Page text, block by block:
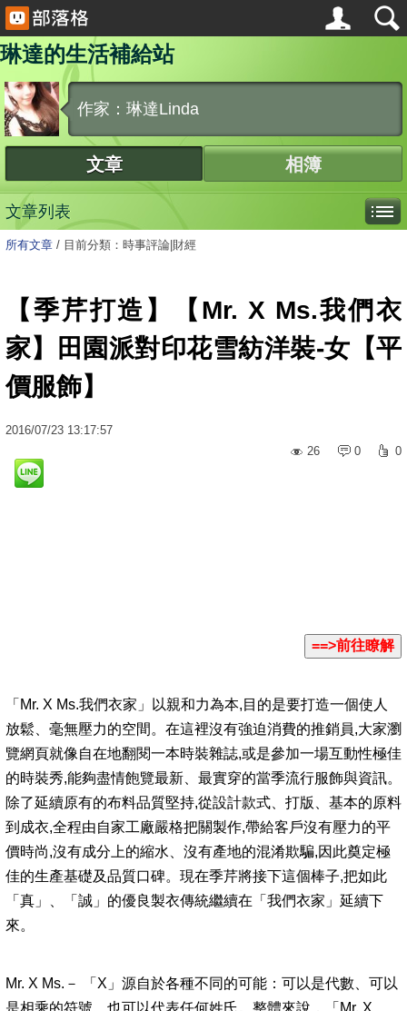
琳達的生活補給站
作家：琳達Linda
文章 相簿
文章列表
所有文章 / 目前分類：時事評論|財經
【季芹打造】【Mr. X Ms.我們衣
家】田園派對印花雪紡洋裝-女【平
價服飾】
2016/07/23 13:17:57
26
0 0
「Mr. X Ms.我們衣家」以親和力為本,目的是要打造一個使人
放鬆、毫無壓力的空間。在這裡沒有強迫消費的推銷員,大家瀏
覽網頁就像自在地翻閱一本時裝雜誌,或是參加一場互動性極佳
的時裝秀,能夠盡情飽覽最新、最實穿的當季流行服飾與資訊。
除了延續原有的布料品質堅持,從設計款式、打版、基本的原料
到成衣,全程由自家工廠嚴格把關製作,帶給客戶沒有壓力的平
價時尚,沒有成分上的縮水、沒有產地的混淆欺騙,因此奠定極
佳的生產基礎及品質口碑。現在季芹將接下這個棒子,把如此
「真」、「誠」的優良製衣傳統繼續在「我們衣家」延續下
來。
Mr. X Ms.－ 「X」源自於各種不同的可能：可以是代數、可以
是相乘的符號、也可以代表任何姓氏。整體來說，「Mr. X